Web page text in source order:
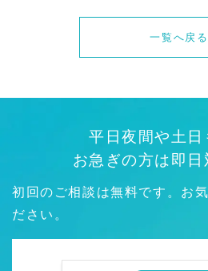
一覧へ戻る
平日夜間や土日
お急ぎの方は即日
初回のご相談は無料です。お
ださい。